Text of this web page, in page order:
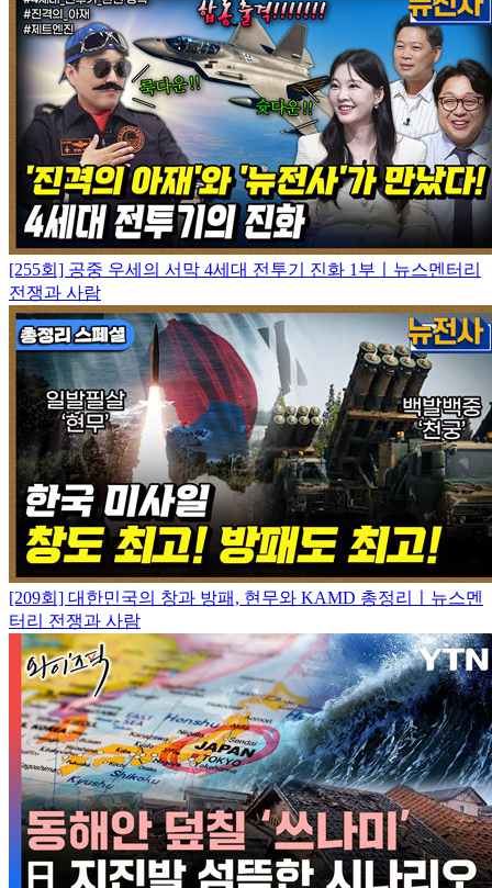
[255회] 공중 우세의 서막 4세대 전투기 진화 1부ㅣ뉴스멘터리
전쟁과 사람
[209회] 대한민국의 창과 방패, 현무와 KAMD 총정리ㅣ뉴스멘
터리 전쟁과 사람